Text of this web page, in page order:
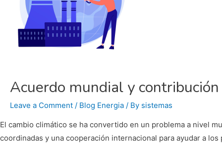
Respiras”
Acuerdo mundial y
Leave a Comment / Blog Energia / By sistemas
El cambio climático se ha convertido en un problema a nivel
coordinadas y una cooperación internacional para ayudar a